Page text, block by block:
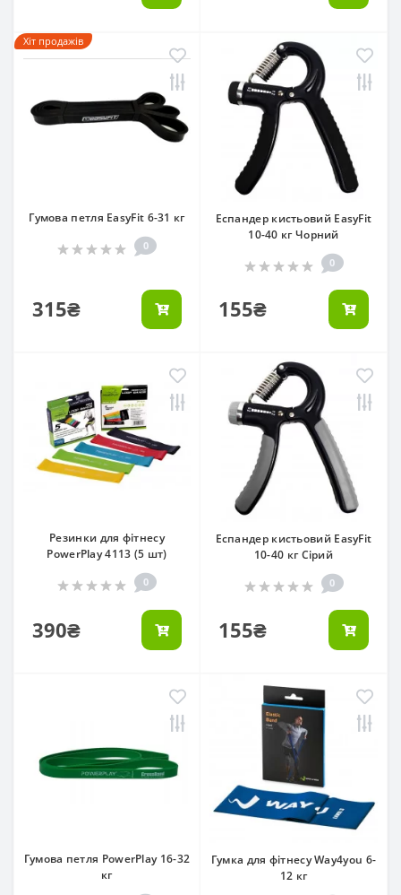
Хіт продажів
Гумова петля EasyFit 6-31 кг
0
315₴
Еспандер кистьовий EasyFit
10-40 кг Чорний
0
155₴
Резинки для фітнесу
PowerPlay 4113 (5 шт)
0
390₴
Еспандер кистьовий EasyFit
10-40 кг Сірий
0
155₴
Гумова петля PowerPlay 16-32
кг
Гумка для фітнесу Way4you 6-
12 кг